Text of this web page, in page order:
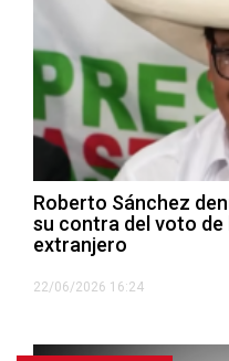
Roberto Sánchez
su contra del voto de
extranjero
22/06/2026 16:24